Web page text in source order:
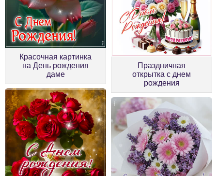
Красочная картинка
на День рождения
даме
Праздничная
открытка с днем
рождения